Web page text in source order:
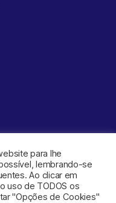
para lhe
lembrando-se
Ao clicar em
uso de TODOS os
"Opções de Cookies"